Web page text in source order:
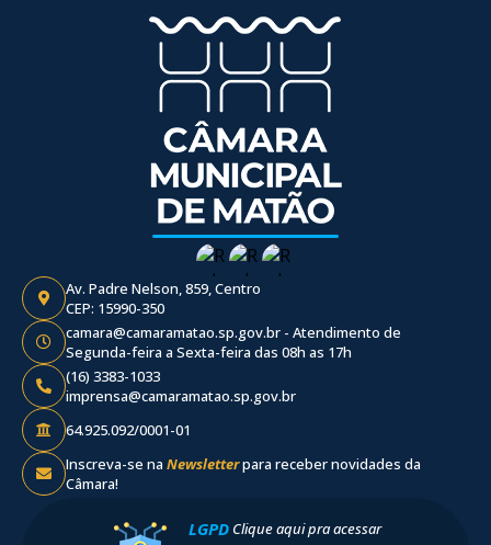
Av. Padre Nelson, 859, Centro
CEP: 15990-350
(16) 3383-1033
imprensa@camaramatao.sp.gov.br
camara@camaramatao.sp.gov.br - Atendimento de
Segunda-feira a Sexta-feira das 08h as 17h
64.925.092/0001-01
Inscreva-se na Newsletterpara receber novidades da
Câmara!
LGPD Clique aqui pra acessar